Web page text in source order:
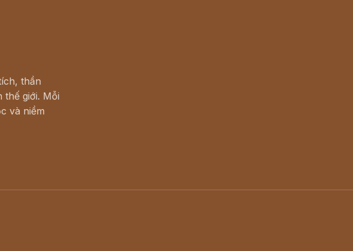
thần
giới. Mỗi
và niềm